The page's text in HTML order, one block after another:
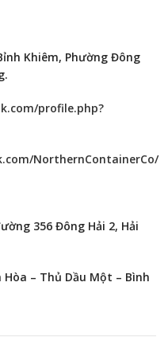
Khiêm, Phường Đông
profile.php?
NorthernContainerCo/
356 Đông Hải 2, Hải
Hòa – Thủ Dầu Một – Bình